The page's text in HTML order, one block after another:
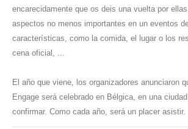
encarecidamente que os deis una vuelta por
aspectos no menos importantes en un eventos
características, como la comida, el lugar o los
cena oficial, ...
El año que viene, los organizadores anunciaron
Engage será celebrado en Bélgica, en una
confirmar. Como cada año, será un placer asistir.